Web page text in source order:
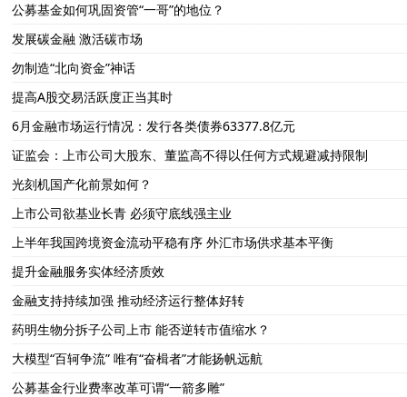
公募基金如何巩固资管“一哥”的地位？
发展碳金融 激活碳市场
勿制造“北向资金”神话
提高A股交易活跃度正当其时
6月金融市场运行情况：发行各类债券63377.8亿元
证监会：上市公司大股东、董监高不得以任何方式规避减持限制
光刻机国产化前景如何？
上市公司欲基业长青 必须守底线强主业
上半年我国跨境资金流动平稳有序 外汇市场供求基本平衡
提升金融服务实体经济质效
金融支持持续加强 推动经济运行整体好转
药明生物分拆子公司上市 能否逆转市值缩水？
大模型“百轲争流” 唯有“奋楫者”才能扬帆远航
公募基金行业费率改革可谓“一箭多雕”